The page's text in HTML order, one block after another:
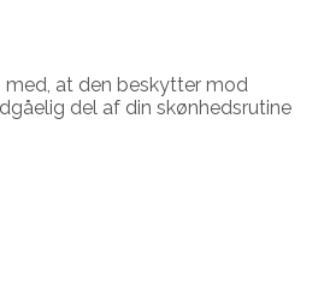
med, at den beskytter mod
del af din skønhedsrutine